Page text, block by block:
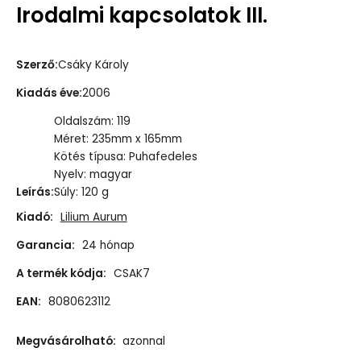
Irodalmi kapcsolatok III.
Szerző:Csáky Károly
Kiadás éve:2006
Leírás:
Oldalszám: 119
Méret: 235mm x 165mm
Kötés típusa: Puhafedeles
Nyelv: magyar
Súly: 120 g
Kiadó: Lilium Aurum
Garancia: 24 hónap
A termék kódja: CSAK7
EAN: 8080623112
Megvásárolható: azonnal